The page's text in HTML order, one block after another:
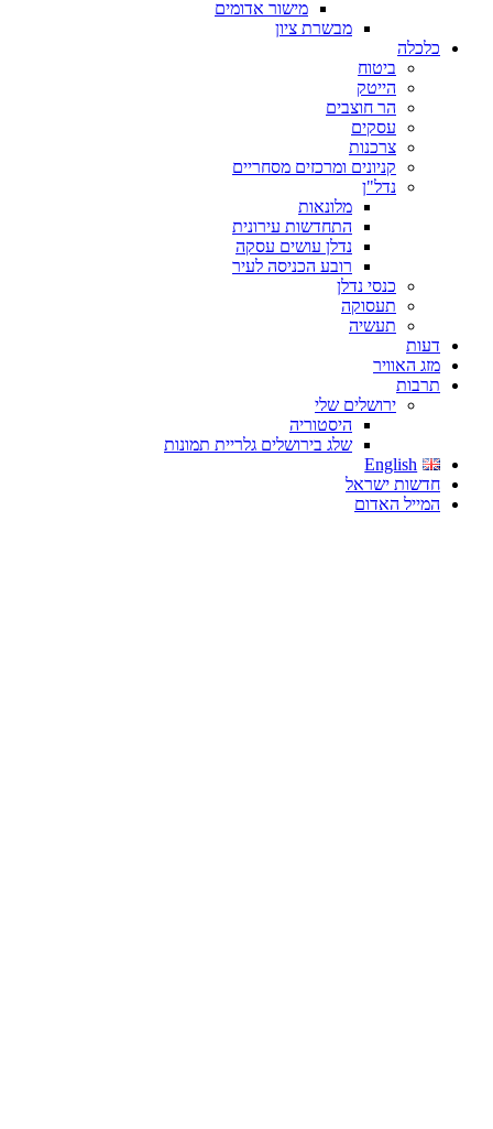
מישור אדומים
מבשרת ציון
כלכלה
ביטוח
הייטק
הר חוצבים
עסקים
צרכנות
קניונים ומרכזים מסחריים
נדל"ן
מלונאות
התחדשות עירונית
נדלן עושים עסקה
רובע הכניסה לעיר
כנסי נדלן
תעסוקה
תעשיה
דעות
מזג האוויר
תרבות
ירושלים שלי
היסטוריה
שלג בירושלים גלריית תמונות
English
חדשות ישראל
המייל האדום